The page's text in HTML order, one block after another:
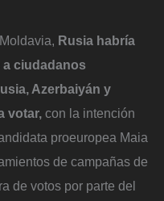
Rusia habría
ciudadanos
Azerbaiyán y
votar, con la intención
proeuropea Maia
de campañas de
de votos por parte del